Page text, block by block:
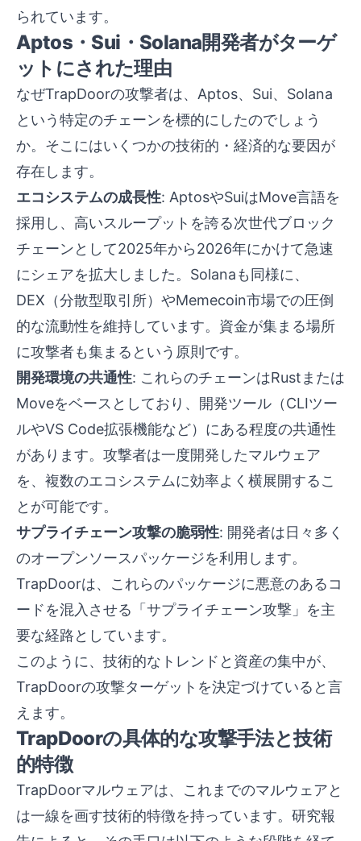
られています。
Aptos・Sui・Solana開発者がターゲ
ットにされた理由
なぜTrapDoorの攻撃者は、Aptos、Sui、Solana
という特定のチェーンを標的にしたのでしょう
か。そこにはいくつかの技術的・経済的な要因が
存在します。
エコシステムの成長性: AptosやSuiはMove言語を
採用し、高いスループットを誇る次世代ブロック
チェーンとして2025年から2026年にかけて急速
にシェアを拡大しました。Solanaも同様に、
DEX（分散型取引所）やMemecoin市場での圧倒
的な流動性を維持しています。資金が集まる場所
に攻撃者も集まるという原則です。
開発環境の共通性: これらのチェーンはRustまたは
Moveをベースとしており、開発ツール（CLIツー
ルやVS Code拡張機能など）にある程度の共通性
があります。攻撃者は一度開発したマルウェア
を、複数のエコシステムに効率よく横展開するこ
とが可能です。
サプライチェーン攻撃の脆弱性: 開発者は日々多く
のオープンソースパッケージを利用します。
TrapDoorは、これらのパッケージに悪意のあるコ
ードを混入させる「サプライチェーン攻撃」を主
要な経路としています。
このように、技術的なトレンドと資産の集中が、
TrapDoorの攻撃ターゲットを決定づけていると言
えます。
TrapDoorの具体的な攻撃手法と技術
的特徴
TrapDoorマルウェアは、これまでのマルウェアと
は一線を画す技術的特徴を持っています。研究報